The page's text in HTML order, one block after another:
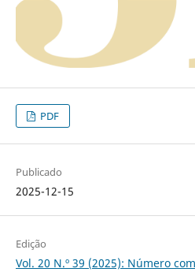
PDF
Publicado
2025-12-15
Edição
Vol. 20 N.º 39 (2025): Número